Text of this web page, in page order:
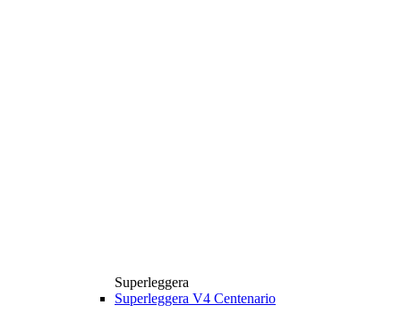
Superleggera
Superleggera V4 Centenario